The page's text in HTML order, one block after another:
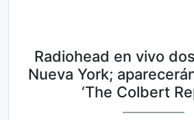
Radiohead en vivo
Nueva York;
‘The Colbert